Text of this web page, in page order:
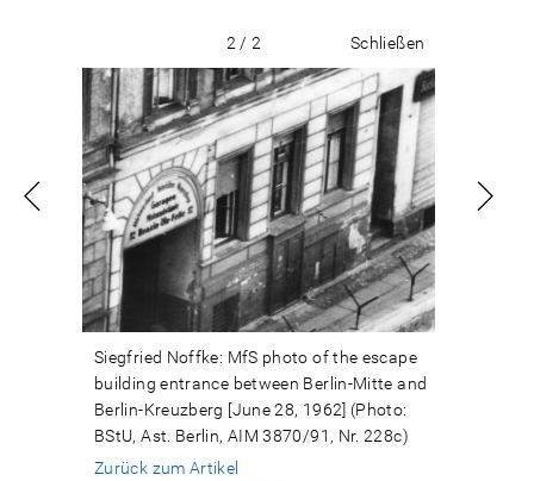
2 / 2 Schließen
Siegfried Noffke: MfS photo of the escape
building entrance between Berlin-Mitte and
Berlin-Kreuzberg [June 28, 1962] (Photo:
BStU, Ast. Berlin, AIM 3870/91, Nr. 228c)
Zurück zum Artikel